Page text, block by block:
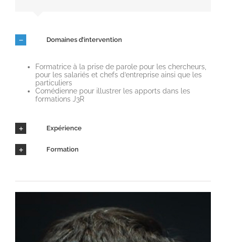
Domaines d’intervention
Formatrice à la prise de parole pour les chercheurs,
pour les salariés et chefs d’entreprise ainsi que les
particuliers
Comédienne pour illustrer les apports dans les
formations J3R
Expérience
Formation